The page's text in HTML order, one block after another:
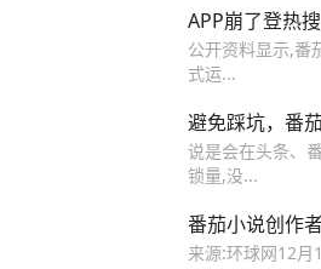
APP崩了登热
公开资料显示,番
式运...
避免踩坑，番
说是会在头条、
锁量,没...
番茄小说创作
来源:环球网12月